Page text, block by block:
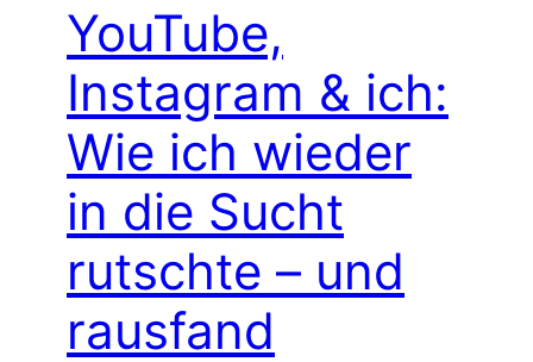
YouTube,
Instagram & ich:
Wie ich wieder
in die Sucht
rutschte – und
rausfand